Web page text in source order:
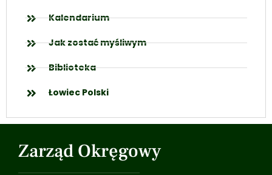
Kalendarium
Jak zostać myśliwym
Biblioteka
Łowiec Polski
Zarząd Okręgowy